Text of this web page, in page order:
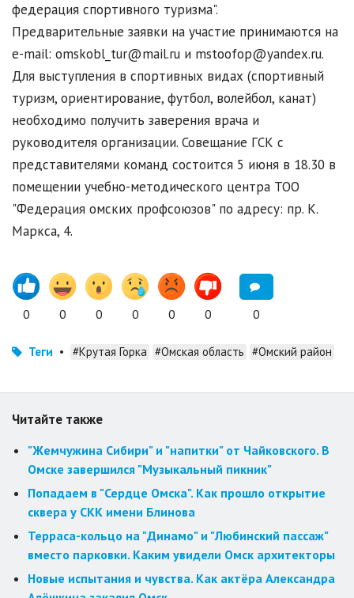
федерация спортивного туризма".
Предварительные заявки на участие принимаются на
e-mail: omskobl_tur@mail.ru и mstoofop@yandex.ru.
Для выступления в спортивных видах (спортивный
туризм, ориентирование, футбол, волейбол, канат)
необходимо получить заверения врача и
руководителя организации. Совещание ГСК с
представителями команд состоится 5 июня в 18.30 в
помещении учебно-методического центра ТОО
"Федерация омских профсоюзов" по адресу: пр. К.
Маркса, 4.
0 0 0 0 0 0 0
Теги • #Крутая Горка #Омская область #Омский район
Читайте также
"Жемчужина Сибири" и "напитки" от Чайковского. В
Омске завершился "Музыкальный пикник"
Попадаем в "Сердце Омска". Как прошло открытие
сквера у СКК имени Блинова
Терраса-кольцо на "Динамо" и "Любинский пассаж"
вместо парковки. Каким увидели Омск архитекторы
Новые испытания и чувства. Как актёра Александра